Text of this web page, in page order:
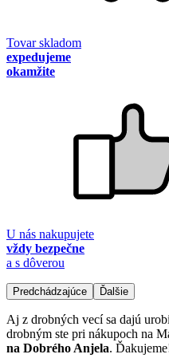
Tovar skladom
expedujeme
okamžite
U nás nakupujete
vždy bezpečne
a s dôverou
Predchádzajúce Ďalšie
Aj z drobných vecí sa dajú
drobným ste pri nákupoch na
na Dobrého Anjela.